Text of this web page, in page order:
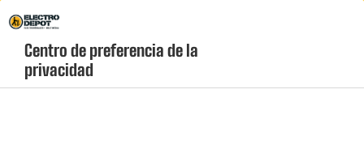
Menú
geolocation-header-icon-text
account
Centro de preferencia de la
privacidad